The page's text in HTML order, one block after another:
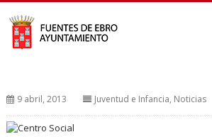
9 abril, 2013 Juventud e Infancia, Noticias